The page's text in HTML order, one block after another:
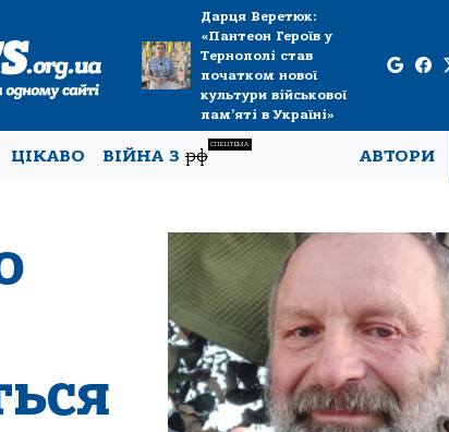
Дарця Веретюк:
«Пантеон Героїв у
Тернополі став
початком нової
культури військової
пам’яті в Україні»
ЦІКАВО ВІЙНА Зрф
СПЕЦТЕМА
АВТОРИ